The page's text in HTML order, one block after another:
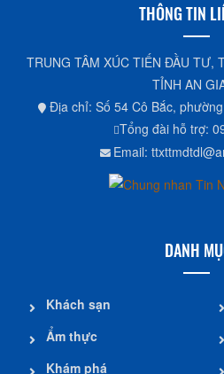
THÔNG TIN
TRUNG TÂM XÚC TIẾN ĐẦU TƯ,
TỈNH AN
Địa chỉ: Số 54 Cô Bắc,
Tổng đài hỗ trợ:
Email:
DANH
Khách sạn
Ẩm thực
Khám phá